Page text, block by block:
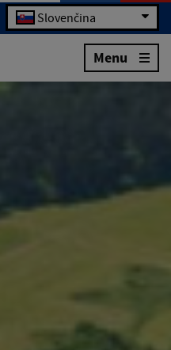
Slovenčina
Menu